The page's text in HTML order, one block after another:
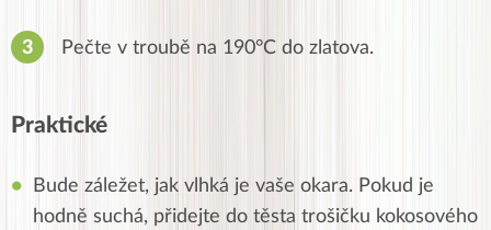
Pečte v troubě na 190°C do zlatova.
Praktické
Bude záležet, jak vlhká je vaše okara. Pokud je
hodně suchá, přidejte do těsta trošičku kokosového